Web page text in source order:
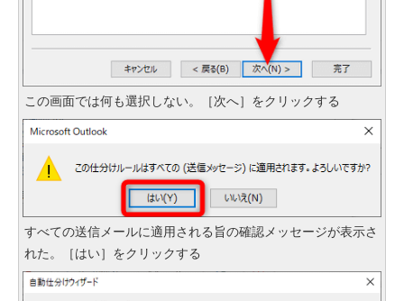
この画面では何も選択しない。［次へ］をクリックする
すべての送信メールに適用される旨の確認メッセージが表示さ
れた。［はい］をクリックする